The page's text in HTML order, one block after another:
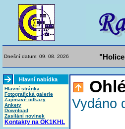
Dnešní datum: 09. 08. 2026 "Holice
Hlavní nabídka
Hlavní stránka
Fotografická galerie
Zajímavé odkazy
Ankety
Download
Zasílání novinek
Kontakty na OK1KHL
Vydáno